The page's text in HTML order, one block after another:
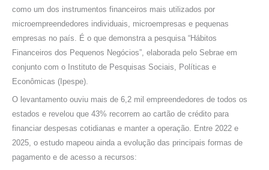
como um dos instrumentos financeiros mais utilizados por
microempreendedores individuais, microempresas e pequenas
empresas no país. É o que demonstra a pesquisa “Hábitos
Financeiros dos Pequenos Negócios”, elaborada pelo Sebrae em
conjunto com o Instituto de Pesquisas Sociais, Políticas e
Econômicas (Ipespe).
O levantamento ouviu mais de 6,2 mil empreendedores de todos os
estados e revelou que 43% recorrem ao cartão de crédito para
financiar despesas cotidianas e manter a operação. Entre 2022 e
2025, o estudo mapeou ainda a evolução das principais formas de
pagamento e de acesso a recursos: